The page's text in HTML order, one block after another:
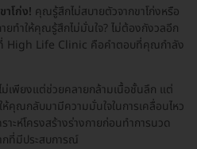
โก่ง! คุณรู้สึกไม่สบายตัวจากขาโก่งหรือ
ยทำให้คุณรู้สึกไม่มั่นใจ? ไม่ต้องกังวลอีก
High Life Clinic คือคำตอบที่คุณกำลัง
ไม่เพียงแต่ช่วยคลายกล้ามเนื้อชั้นลึก แต่
ห้คุณกลับมามีความมั่นใจในการเคลื่อนไหว
ะห์โครงสร้างร่างกายก่อนทำการนวด
กที่มีประสบการณ์